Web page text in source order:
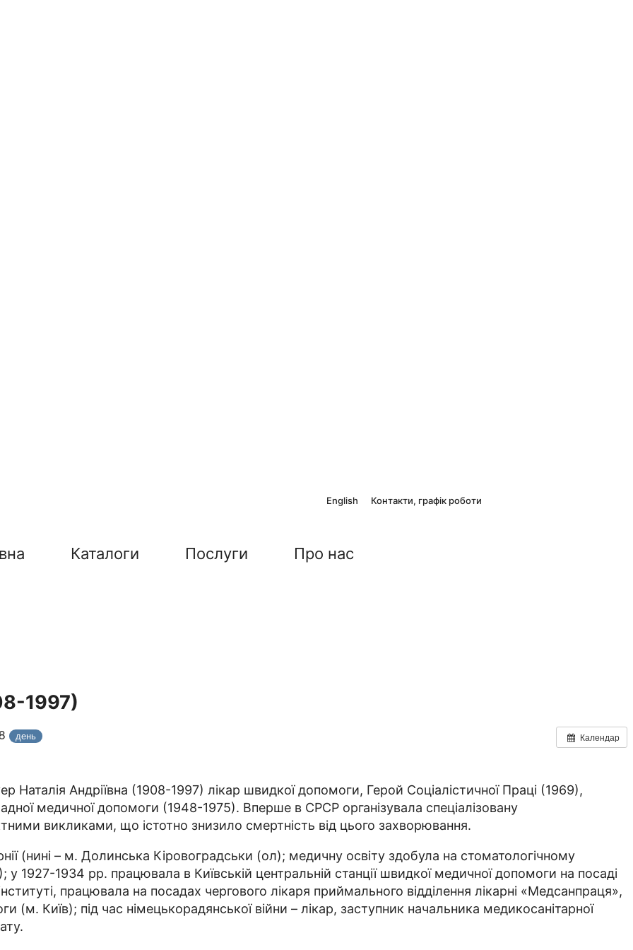
English Контакти, графік роботи
Каталоги Послуги Про нас
1997)
Календар
день
Наталія Андріївна (1908-1997) лікар швидкої допомоги, Герой Соціалістичної Праці (1969),
медичної допомоги (1948-1975). Вперше в СРСР організувала спеціалізовану
викликами, що істотно знизило смертність від цього захворювання.
(нині – м. Долинська Кіровоградськи (ол); медичну освіту здобула на стоматологічному
у 1927-1934 рр. працювала в Київській центральній станції швидкої медичної допомоги на посаді
працювала на посадах чергового лікаря приймального відділення лікарні «Медсанпраця»,
(м. Київ); під час німецькорадянської війни – лікар, заступник начальника медикосанітарної